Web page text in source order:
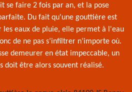
se faire 2 fois par an, et la pose
Du fait qu'une gouttière est
les eaux de pluie, elle permet à l'eau
de ne pas s’infiltrer n’importe où.
demeurer en état impeccable, un
doit être alors souvent réalisé.